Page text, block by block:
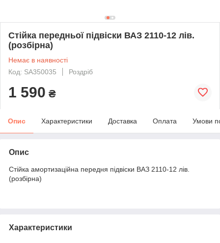
Стійка передньої підвіски ВАЗ 2110-12 лів.
(розбірна)
Немає в наявності
Код: SA350035
Роздріб
1 590 ₴
Опис Характеристики Доставка Оплата Умови
Опис
Стійка амортизаційна передня підвіски ВАЗ 2110-12 лів.
(розбірна)
Характеристики